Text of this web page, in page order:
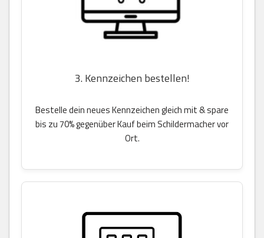
3. Kennzeichen bestellen!
Bestelle dein neues Kennzeichen gleich mit & spare
bis zu 70% gegenüber Kauf beim Schildermacher vor
Ort.